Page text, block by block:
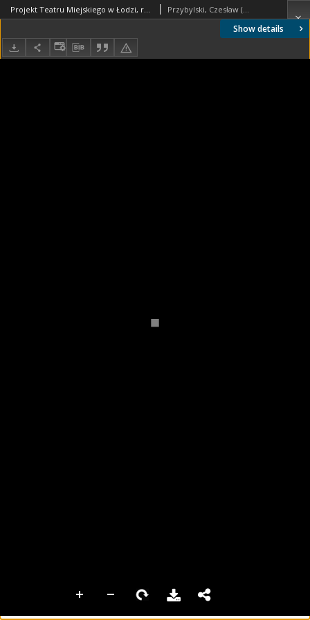
Show details
Projekt Teatru Miejskiego w Łodzi, rzut przyziemia Przybylski, Czesław (1880-1936). Autor